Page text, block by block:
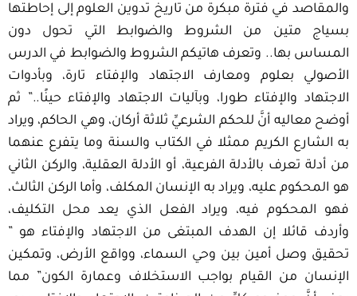
والمقاصد في فترة مبكرة من تاريخ تدوين العلوم إلى إحاطتها
بسياج متين من الشروط والضوابط التي تحول دون
المساس بها.. وتعرف هاتيكم الشروط والضوابط في الدرس
الأصولي بعلوم ومعارف الاجتهاد والإفتاء تارة، وبأدوات
الاجتهاد والإفتاء طورا، وبآليات الاجتهاد والإفتاء حينًا..” ثم
أوضح معاليه أنَّ للحكم الشرعيِّ ثلاثة أركان، وهي الحاكم، ويراد
به الشارع الكريم ممثلا في الكتاب والسنة وما يتفرع عنهما
من أدلة تعرف بالأدلة الفرعية، أو الأدلة العقلية، والركن الثاني
هو المحكوم عليه، ويراد به الإنسان المكلف، وأما الركن الثالث،
فهو المحكوم فيه، ويراد الفعل الذي يعد محل التكليف،
وأردف قائلا إن الهدف المبتغى من الاجتهاد والإفتاء هو ”
تحقيق وصل أمين بين وحي السماء، وواقع الأرض، وتمكين
الإنسان من القيام بواجب الاستخلاف وعمارة الكون” مما